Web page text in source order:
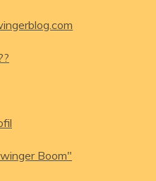
Boom"